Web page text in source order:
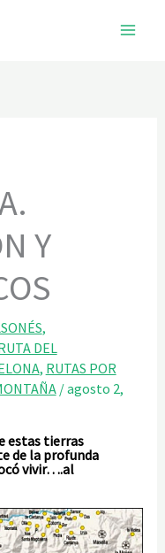
Y
,
DEL
, RUTAS POR
/agosto 2,
estas tierras
de la profunda
vivir….al